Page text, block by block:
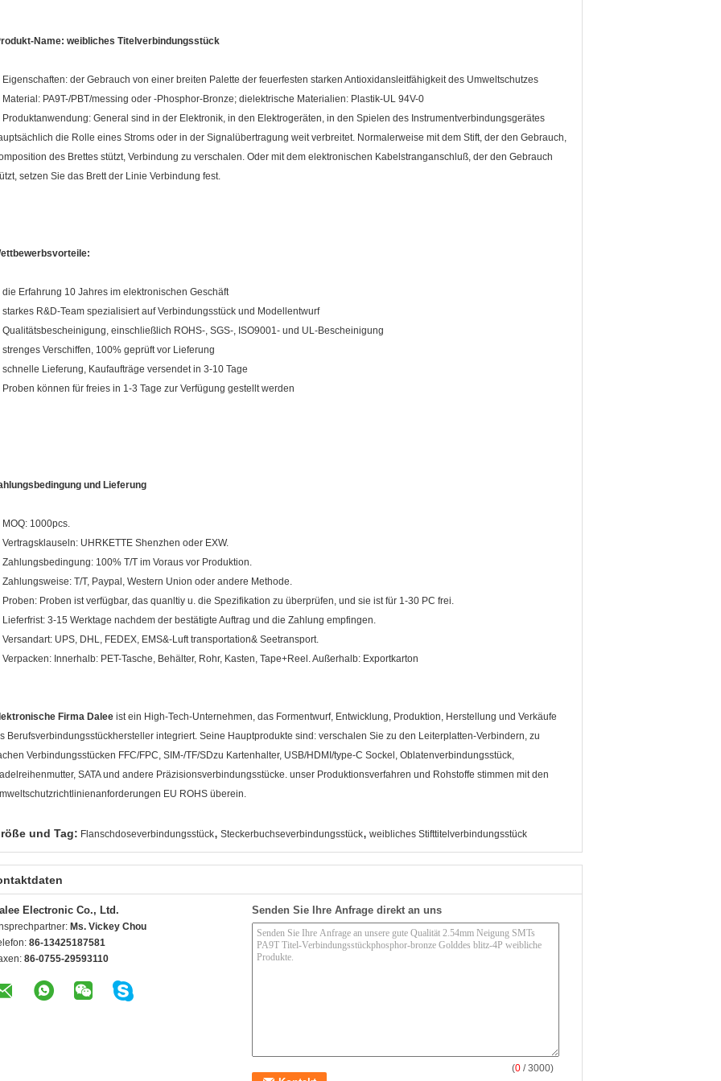
Name: weibliches Titelverbindungsstück
Eigenschaften: der Gebrauch von einer breiten Palette der feuerfesten starken Antioxidansleitfähigkeit des Umweltschutzes
Material: PA9T-/PBT/messing oder -Phosphor-Bronze; dielektrische Materialien: Plastik-UL 94V-0
Produktanwendung: General sind in der Elektronik, in den Elektrogeräten, in den Spielen des Instrumentverbindungsgerätes
die Rolle eines Stroms oder in der Signalübertragung weit verbreitet. Normalerweise mit dem Stift, der den Gebrauch,
des Brettes stützt, Verbindung zu verschalen. Oder mit dem elektronischen Kabelstranganschluß, der den Gebrauch
setzen Sie das Brett der Linie Verbindung fest.
die Erfahrung 10 Jahres im elektronischen Geschäft
starkes R&D-Team spezialisiert auf Verbindungsstück und Modellentwurf
Qualitätsbescheinigung, einschließlich ROHS-, SGS-, ISO9001- und UL-Bescheinigung
strenges Verschiffen, 100% geprüft vor Lieferung
schnelle Lieferung, Kaufaufträge versendet in 3-10 Tage
Proben können für freies in 1-3 Tage zur Verfügung gestellt werden
und Lieferung
MOQ: 1000pcs.
Vertragsklauseln: UHRKETTE Shenzhen oder EXW.
Zahlungsbedingung: 100% T/T im Voraus vor Produktion.
Zahlungsweise: T/T, Paypal, Western Union oder andere Methode.
Proben: Proben ist verfügbar, das quanltiy u. die Spezifikation zu überprüfen, und sie ist für 1-30 PC frei.
Lieferfrist: 3-15 Werktage nachdem der bestätigte Auftrag und die Zahlung empfingen.
Versandart: UPS, DHL, FEDEX, EMS&-Luft transportation& Seetransport.
Verpacken: Innerhalb: PET-Tasche, Behälter, Rohr, Kasten, Tape+Reel. Außerhalb: Exportkarton
Firma Dalee ist ein High-Tech-Unternehmen, das Formentwurf, Entwicklung, Produktion, Herstellung und Verkäufe
Berufsverbindungsstückhersteller integriert. Seine Hauptprodukte sind: verschalen Sie zu den Leiterplatten-Verbindern, zu
Verbindungsstücken FFC/FPC, SIM-/TF/SDzu Kartenhalter, USB/HDMI/type-C Sockel, Oblatenverbindungsstück,
SATA und andere Präzisionsverbindungsstücke. unser Produktionsverfahren und Rohstoffe stimmen mit den
EU ROHS überein.
und Tag: Flanschdoseverbindungsstück, Steckerbuchseverbindungsstück, weibliches Stifttitelverbindungsstück
Electronic Co., Ltd.
Ms. Vickey Chou
86-13425187581
86-0755-29593110
Senden Sie Ihre Anfrage direkt an uns
(0 / 3000)